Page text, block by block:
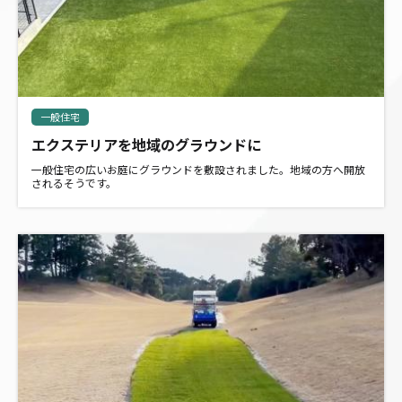
一般住宅
エクステリアを地域のグラウンドに
一般住宅の広いお庭にグラウンドを敷設されました。地域の方へ開放
されるそうです。